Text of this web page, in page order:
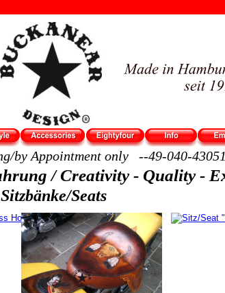
by Appointment only   --49-040-
/ Creativity - Quality -
Sitzbänke/Seats